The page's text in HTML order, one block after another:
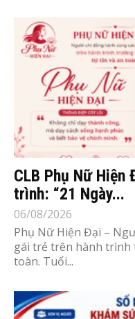
CLB Phụ Nữ
trình: “21 Ngày...
06/08/2026
Phụ Nữ Hiện Đại –
gái trẻ trên hành
toàn. Tuổi...